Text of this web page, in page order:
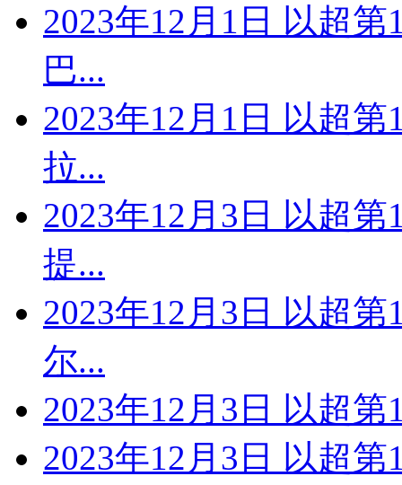
2023年12月1日 以超
巴...
2023年12月1日 以超
拉...
2023年12月3日 以超
提...
2023年12月3日 以超
尔...
2023年12月3日 以超
2023年12月3日 以超